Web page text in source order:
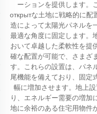
ーションを提供します。
открытな土地に戦略的に
造によって太陽光パネルを
最適な角度に固定します。
おいて卓越した柔軟性を提
確な配置が可能で、さまざ
す。これらの設置は、パネ
尾機能を備えており、固定
幅に増加させます。地上
り、エネルギー需要の増加
地に余裕のある住宅用物件